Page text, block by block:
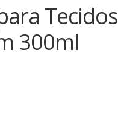
Tecidos
300ml